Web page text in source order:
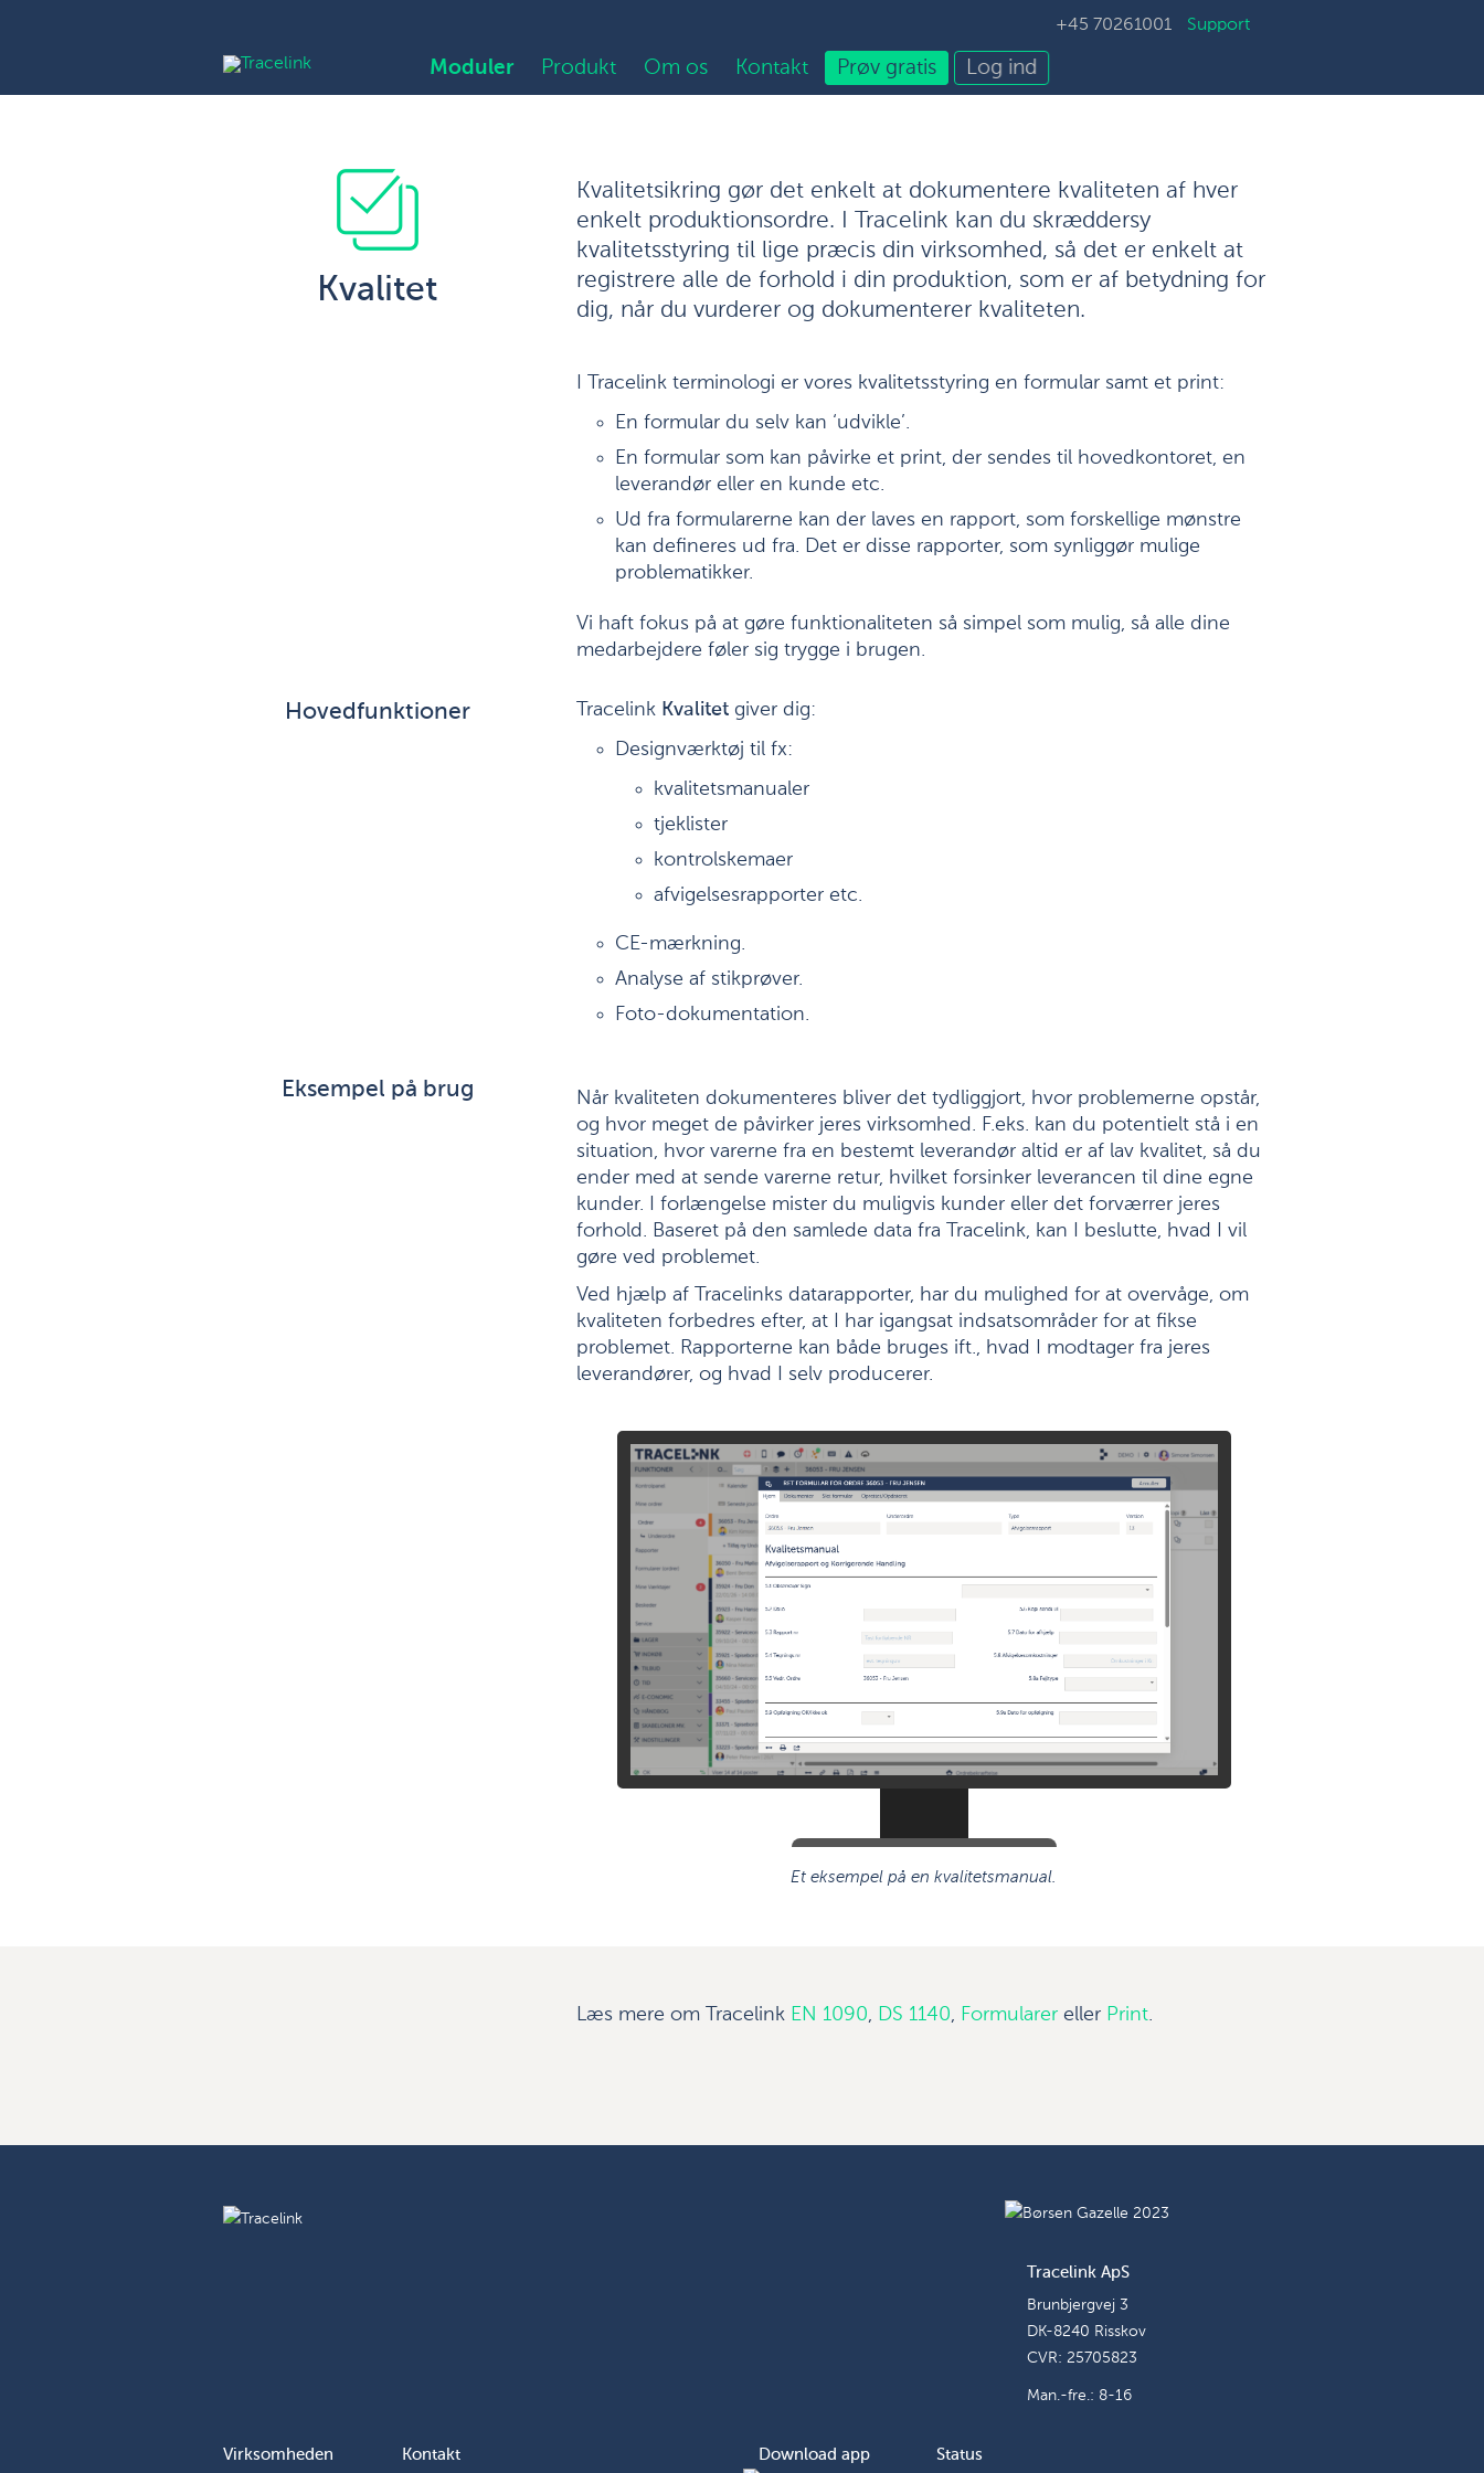
+45 70261001 Support
Moduler Produkt Om os Kontakt Prøv gratis Log ind
Kvalitet
Kvalitetsikring gør det enkelt at dokumentere kvaliteten af hver
enkelt produktionsordre. I Tracelink kan du skræddersy
kvalitetsstyring til lige præcis din virksomhed, så det er enkelt at
registrere alle de forhold i din produktion, som er af betydning for
dig, når du vurderer og dokumenterer kvaliteten.
I Tracelink terminologi er vores kvalitetsstyring en formular samt et print:
En formular du selv kan ‘udvikle’.
En formular som kan påvirke et print, der sendes til hovedkontoret, en
leverandør eller en kunde etc.
Ud fra formularerne kan der laves en rapport, som forskellige mønstre
kan defineres ud fra. Det er disse rapporter, som synliggør mulige
problematikker.
Vi haft fokus på at gøre funktionaliteten så simpel som mulig, så alle dine
medarbejdere føler sig trygge i brugen.
Hovedfunktioner Tracelink Kvalitetgiver dig:
Designværktøj til fx:
kvalitetsmanualer
tjeklister
kontrolskemaer
afvigelsesrapporter etc.
CE-mærkning.
Analyse af stikprøver.
Foto-dokumentation.
Eksempel på brug
Når kvaliteten dokumenteres bliver det tydliggjort, hvor problemerne opstår,
og hvor meget de påvirker jeres virksomhed. F.eks. kan du potentielt stå i en
situation, hvor varerne fra en bestemt leverandør altid er af lav kvalitet, så du
ender med at sende varerne retur, hvilket forsinker leverancen til dine egne
kunder. I forlængelse mister du muligvis kunder eller det forværrer jeres
forhold. Baseret på den samlede data fra Tracelink, kan I beslutte, hvad I vil
gøre ved problemet.
Ved hjælp af Tracelinks datarapporter, har du mulighed for at overvåge, om
kvaliteten forbedres efter, at I har igangsat indsatsområder for at fikse
problemet. Rapporterne kan både bruges ift., hvad I modtager fra jeres
leverandører, og hvad I selv producerer.
Et eksempel på en kvalitetsmanual.
Læs mere om Tracelink EN 1090, DS 1140, Formularereller Print.
Tracelink ApS
Brunbjergvej 3
DK-8240 Risskov
CVR: 25705823
Man.-fre.: 8-16
Virksomheden Kontakt Download app Status